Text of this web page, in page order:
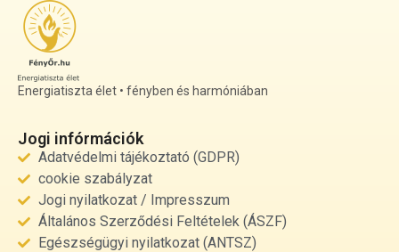
Energiatiszta élet • fényben és harmóniában
Jogi infórmációk
Adatvédelmi tájékoztató (GDPR)
cookie szabályzat
Jogi nyilatkozat / Impresszum
Általános Szerződési Feltételek (ÁSZF)
Egészségügyi nyilatkozat (ANTSZ)